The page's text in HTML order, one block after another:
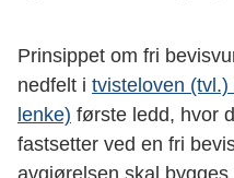
Prinsippet om fri
nedfelt i tvisteloven
lenke) første ledd, hvor
fastsetter ved en fri
avgjørelsen skal